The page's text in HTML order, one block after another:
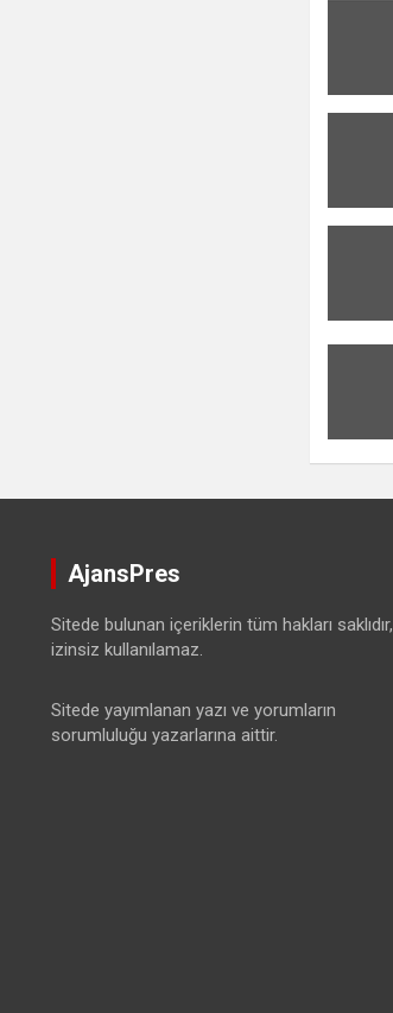
AjansPres
Sitede bulunan içeriklerin tüm hakları saklıdır,
izinsiz kullanılamaz.
Sitede yayımlanan yazı ve yorumların
sorumluluğu yazarlarına aittir.